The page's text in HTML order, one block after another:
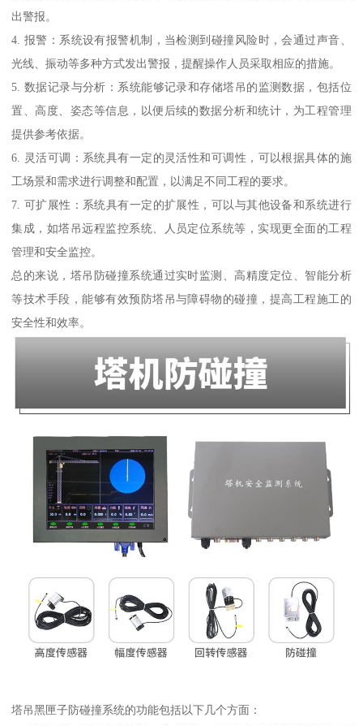
出警报。
4. 报警：系统设有报警机制，当检测到碰撞风险时，会通过声音、
光线、振动等多种方式发出警报，提醒操作人员采取相应的措施。
5. 数据记录与分析：系统能够记录和存储塔吊的监测数据，包括位
置、高度、姿态等信息，以便后续的数据分析和统计，为工程管理
提供参考依据。
6. 灵活可调：系统具有一定的灵活性和可调性，可以根据具体的施
工场景和需求进行调整和配置，以满足不同工程的要求。
7. 可扩展性：系统具有一定的扩展性，可以与其他设备和系统进行
集成，如塔吊远程监控系统、人员定位系统等，实现更全面的工程
管理和安全监控。
总的来说，塔吊防碰撞系统通过实时监测、高精度定位、智能分析
等技术手段，能够有效预防塔吊与障碍物的碰撞，提高工程施工的
安全性和效率。
塔吊黑匣子防碰撞系统的功能包括以下几个方面：